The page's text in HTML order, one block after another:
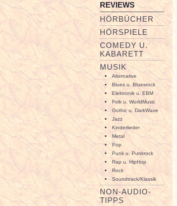
REVIEWS
HÖRBÜCHER
HÖRSPIELE
COMEDY U.
KABARETT
MUSIK
Alternative
Blues u. Bluesrock
Elektronik u. EBM
Folk u. WorldMusic
Gothic u. DarkWave
Jazz
Kinderlieder
Metal
Pop
Punk u. Punkrock
Rap u. HipHop
Rock
Soundtrack/Klassik
NON-AUDIO-
TIPPS